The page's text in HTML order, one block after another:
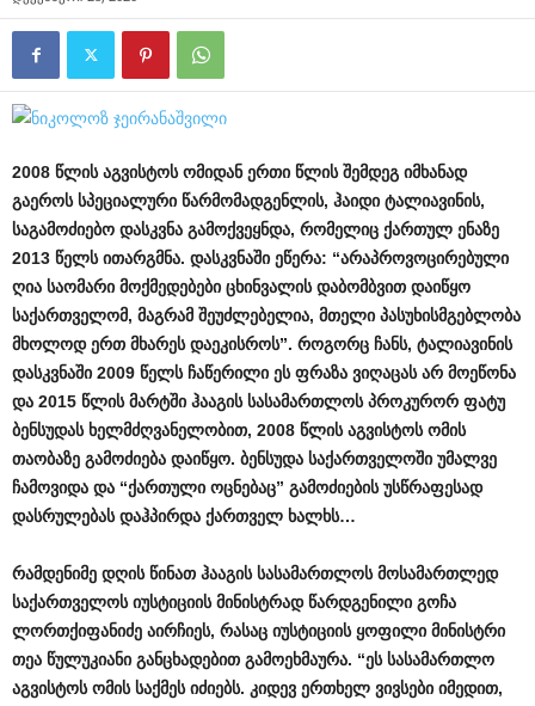
2008 წლის აგვისტოს ომიდან ერთი წლის შემდეგ იმხანად
გაეროს სპეციალური წარმომადგენლის, ჰაიდი ტალიავინის,
საგამოძიებო დასკვნა გამოქვეყნდა, რომელიც ქართულ ენაზე
2013 წელს ითარგმნა. დასკვნაში ეწერა: “არაპროვოცირებული
ღია საომარი მოქმედებები ცხინვალის დაბომბვით დაიწყო
საქართველომ, მაგრამ შეუძლებელია, მთელი პასუხისმგებლობა
მხოლოდ ერთ მხარეს დაეკისროს”. როგორც ჩანს, ტალიავინის
დასკვნაში 2009 წელს ჩაწერილი ეს ფრაზა ვიღაცას არ მოეწონა
და 2015 წლის მარტში ჰააგის სასამართლოს პროკურორ ფატუ
ბენსუდას ხელმძღვანელობით, 2008 წლის აგვისტოს ომის
თაობაზე გამოძიება დაიწყო. ბენსუდა საქართველოში უმალვე
ჩამოვიდა და “ქართული ოცნებაც” გამოძიების უსწრაფესად
დასრულებას დაჰპირდა ქართველ ხალხს…
რამდენიმე დღის წინათ ჰააგის სასამართლოს მოსამართლედ
საქართველოს იუსტიციის მინისტრად წარდგენილი გოჩა
ლორთქიფანიძე აირჩიეს, რასაც იუსტიციის ყოფილი მინისტრი
თეა წულუკიანი განცხადებით გამოეხმაურა. “ეს სასამართლო
აგვისტოს ომის საქმეს იძიებს. კიდევ ერთხელ ვივსები იმედით,